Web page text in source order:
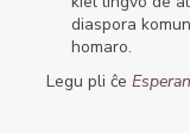
diaspora
homaro.
Legu pli ĉe